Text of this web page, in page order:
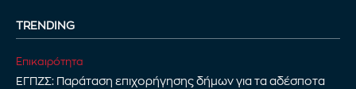
TRENDING
Επικαιρότητα
ΕΓΠΖΣ: Παράταση επιχορήγησης δήμων για τα αδέσποτα